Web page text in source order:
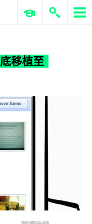
底移植至 iPhone
ERP 與商業 AI
移植至